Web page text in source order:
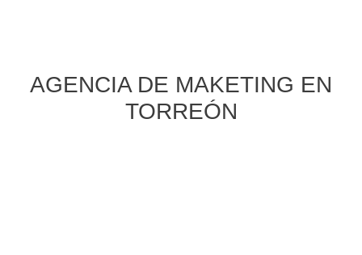
AGENCIA DE MAKETING EN
TORREÓN